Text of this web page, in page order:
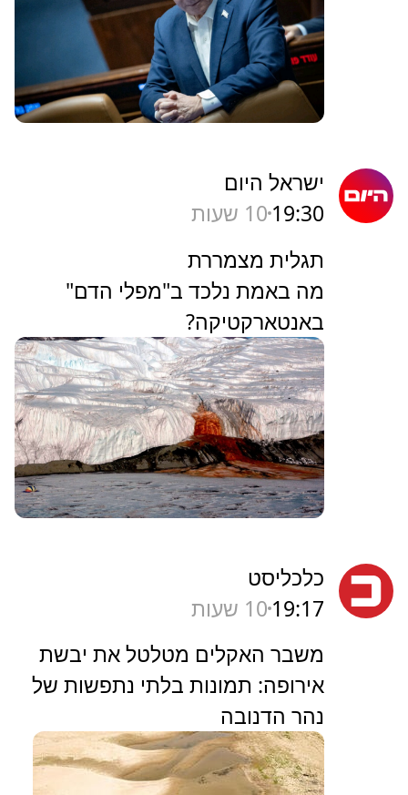
ישראל היום
19:30 10 שעות
תגלית מצמררת
מה באמת נלכד ב"מפלי הדם"
באנטארקטיקה?
כלכליסט
19:17 10 שעות
משבר האקלים מטלטל את יבשת
אירופה: תמונות בלתי נתפשות של
נהר הדנובה